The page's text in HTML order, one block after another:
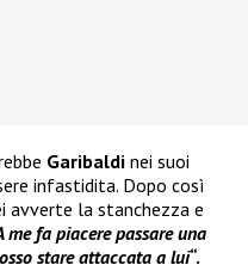
Garibaldi nei suoi
infastidita. Dopo così
avverte la stanchezza e
me fa piacere passare una
stare attaccata a lui“.